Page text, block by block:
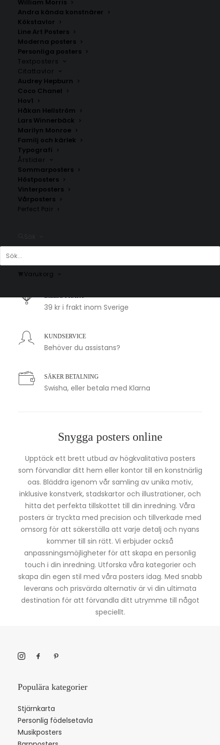
William Morris
Andra kända konstnärer
Kökstavlor
Line Art Posters
Moderna posters
Personliga posters
Textposters
Citattavlor
Audrey Hepburn
Coco Chanel
Hov1
Håkan Hellström
Lars Winnerbäck
Marilyn Monroe
Familj och kärlek
Typografi
Årstider
Sommarposters
Höstposters
Vinterposters
Vårposters
Perfect Pair
Varukorg
Lillhaga/Borr
Fr. 200.00kr
Gävle
Fr.200.00
1-2 arbetsdagar
BILLIG FRAKT
39 kr i frakt inom Sverige
KUNDSERVICE
Behöver du assistans?
SÄKER BETALNING
Swisha, eller betala med Klarna
Snygga posters online
Upptäck ett brett utbud av högkvalitativa posters
som förvandlar ditt hem eller kontor till en konstnärlig
oas. Bläddra igenom vår samling av unika motiv,
inklusive konstverk, stadskartor och illustrationer, och
hitta det perfekta tillskottet till din inredning. Våra
posters är tryckta med precision och tillverkade med
omsorg för att säkerställa att varje detalj och nyans
kommer till sin rätt. Vi erbjuder också
anpassningsmöjligheter för att skapa en personlig
touch i din inredning. Utforska våra kategorier och
skapa din egen stil med våra posters idag. Med snabb
leverans och prisvärda alternativ är vi din ultimata
destination för att förvandla ditt utrymme till något
speciellt.
Populära kategorier
Stjärnkarta
Personlig födelsetavla
Musikposters